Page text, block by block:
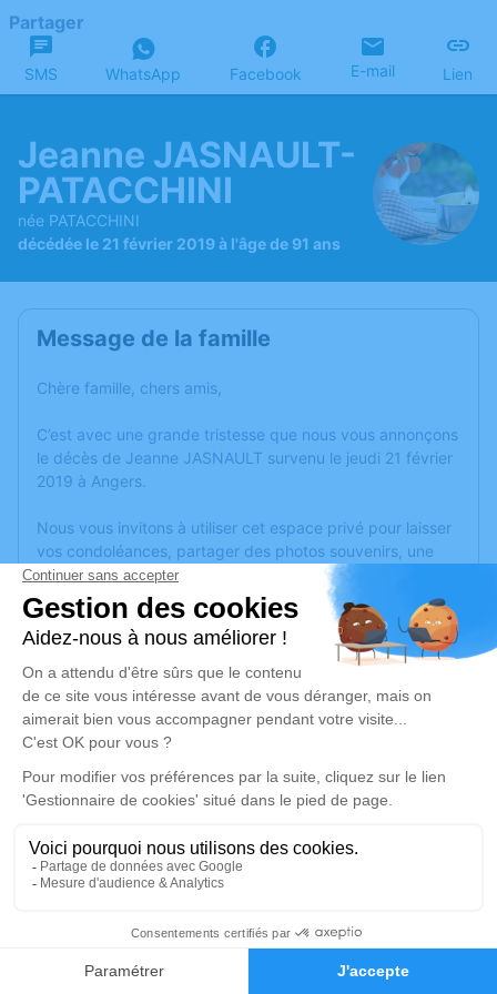
Faire-part Hommages
Partager
SMS WhatsApp Facebook E-mail Lien
Jeanne JASNAULT-
PATACCHINI
née PATACCHINI
décédée le 21 février 2019 à l'âge de 91 ans
Message de la famille
Chère famille, chers amis,
C’est avec une grande tristesse que nous vous annonçons
le décès de Jeanne JASNAULT survenu le jeudi 21 février
2019 à Angers.
Nous vous invitons à utiliser cet espace privé pour laisser
vos condoléances, partager des photos souvenirs, une
anecdote ou exprimer vos pensées à travers des poèmes
ou des textes. Cet endroit est un lieu d'expression dédié à
honorer la mémoire de Jeanne JASNAULT.
Un service de plantation d’arbre hommage estdisponible
ici.
mardi 26 février 2019 à 14h30
Église Saint Joseph d'Angers
49100 Angers